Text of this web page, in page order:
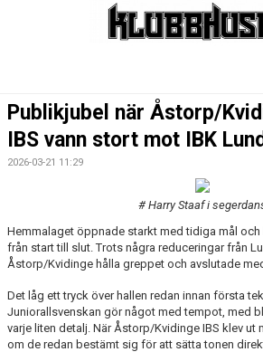
MATCHER
DOKUMENT
Publikjubel när Åstorp/
IBS vann stort mot IBK Lund
2026-03-21 11:29
# Harry Staaf i
Hemmalaget öppnade starkt med tidiga mål
från start till slut. Trots några reduceringar från
Åstorp/Kvidinge hålla greppet och avslutade
Det låg ett tryck över hallen redan innan första
Juniorallsvenskan gör något med tempot, med
varje liten detalj. När Åstorp/Kvidinge IBS klev ut
om de redan bestämt sig för att sätta tonen